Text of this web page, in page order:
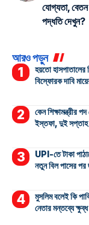
যোগ্যতা,
পদ্ধতি দেখুন?
আরও পড়ুন
হয়তো
বিস্ফোরক দাবি
কেন শিক্ষামন্ত্রীর
ইস্তফা, দুই সপ্তাহ
UPI-তে টাকা
নতুন বিল পাসের পর
মুসলিম বলেই কি
নেতার মন্তব্যে